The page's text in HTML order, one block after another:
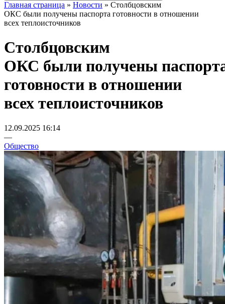
Главная страница » Новости » Столбцовским
ОКС были получены паспорта готовности в отношении
всех теплоисточников
Столбцовским
ОКС были получены
готовности в отношении
всех теплоисточников
12.09.2025 16:14
—
Общество